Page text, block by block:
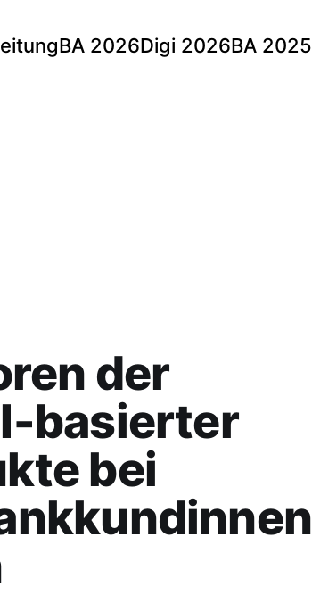
BA 2026Digi 2026BA 2025
der
basierter
bei